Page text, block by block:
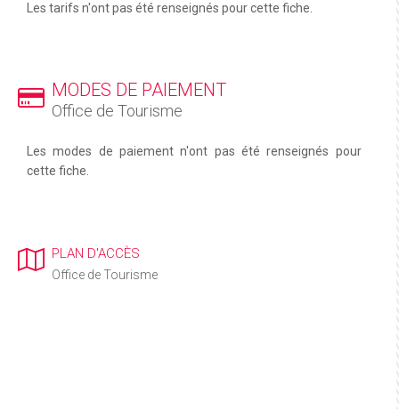
Les tarifs n'ont pas été renseignés pour cette fiche.
MODES DE PAIEMENT
Office de Tourisme
Les modes de paiement n'ont pas été renseignés pour
cette fiche.
PLAN D'ACCÈS
Office de Tourisme